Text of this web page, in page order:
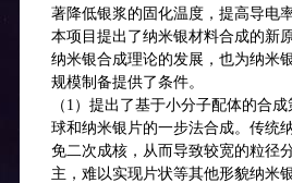
著降低银浆的固化温度，提高导电率
本项目提出了纳米银材料合成的新
纳米银合成理论的发展，也为纳米
规模制备提供了条件。
（1）提出了基于小分子配体的合
球和纳米银片的一步法合成。传统
免二次成核，从而导致较宽的粒径
主，难以实现片状等其他形貌纳米